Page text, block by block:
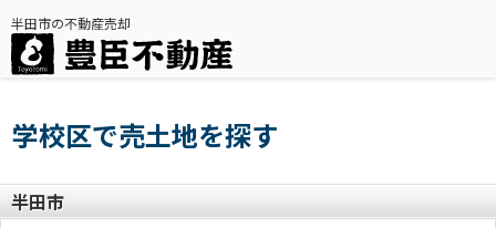
半田市の不動産売却
学校区で売土地を探す
半田市